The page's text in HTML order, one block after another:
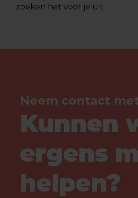
zoeken het voor je uit.
Neem contact
Kunnen
ergens
helpen?